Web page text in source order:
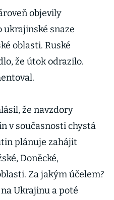
zase varuje
před
u, proč věští
Spojeným
zrovna teď?
objevily
snaze
oblasti. Ruské
že útok odrazilo.
že navzdory
v současnosti chystá
plánuje zahájit
Doněcké,
Za jakým účelem?
Ukrajinu a poté